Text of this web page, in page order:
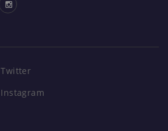
Twitter
Instagram